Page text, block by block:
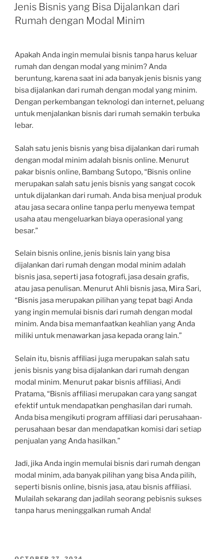
ON
Jenis Bisnis yang Bisa Dijalankan dari
Rumah dengan Modal Minim
Apakah Anda ingin memulai bisnis tanpa harus keluar
rumah dan dengan modal yang minim? Anda
beruntung, karena saat ini ada banyak jenis bisnis yang
bisa dijalankan dari rumah dengan modal yang minim.
Dengan perkembangan teknologi dan internet, peluang
untuk menjalankan bisnis dari rumah semakin terbuka
lebar.
Salah satu jenis bisnis yang bisa dijalankan dari rumah
dengan modal minim adalah bisnis online. Menurut
pakar bisnis online, Bambang Sutopo, “Bisnis online
merupakan salah satu jenis bisnis yang sangat cocok
untuk dijalankan dari rumah. Anda bisa menjual produk
atau jasa secara online tanpa perlu menyewa tempat
usaha atau mengeluarkan biaya operasional yang
besar.”
Selain bisnis online, jenis bisnis lain yang bisa
dijalankan dari rumah dengan modal minim adalah
bisnis jasa, seperti jasa fotografi, jasa desain grafis,
atau jasa penulisan. Menurut Ahli bisnis jasa, Mira Sari,
“Bisnis jasa merupakan pilihan yang tepat bagi Anda
yang ingin memulai bisnis dari rumah dengan modal
minim. Anda bisa memanfaatkan keahlian yang Anda
miliki untuk menawarkan jasa kepada orang lain.”
Selain itu, bisnis affiliasi juga merupakan salah satu
jenis bisnis yang bisa dijalankan dari rumah dengan
modal minim. Menurut pakar bisnis affiliasi, Andi
Pratama, “Bisnis affiliasi merupakan cara yang sangat
efektif untuk mendapatkan penghasilan dari rumah.
Anda bisa mengikuti program affiliasi dari perusahaan-
perusahaan besar dan mendapatkan komisi dari setiap
penjualan yang Anda hasilkan.”
Jadi, jika Anda ingin memulai bisnis dari rumah dengan
modal minim, ada banyak pilihan yang bisa Anda pilih,
seperti bisnis online, bisnis jasa, atau bisnis affiliasi.
Mulailah sekarang dan jadilah seorang pebisnis sukses
tanpa harus meninggalkan rumah Anda!